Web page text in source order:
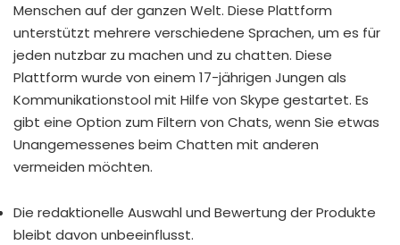
Menschen auf der ganzen Welt. Diese Plattform
unterstützt mehrere verschiedene Sprachen, um es für
jeden nutzbar zu machen und zu chatten. Diese
Plattform wurde von einem 17-jährigen Jungen als
Kommunikationstool mit Hilfe von Skype gestartet. Es
gibt eine Option zum Filtern von Chats, wenn Sie etwas
Unangemessenes beim Chatten mit anderen
vermeiden möchten.
Die redaktionelle Auswahl und Bewertung der Produkte
bleibt davon unbeeinflusst.